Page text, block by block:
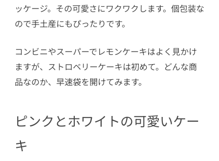
ッケージ。その可愛さにワクワクします。個包装な
ので手土産にもぴったりです。
コンビニやスーパーでレモンケーキはよく見かけ
ますが、ストロベリーケーキは初めて。どんな商
品なのか、早速袋を開けてみます。
ピンクとホワイトの可愛いケー
キ